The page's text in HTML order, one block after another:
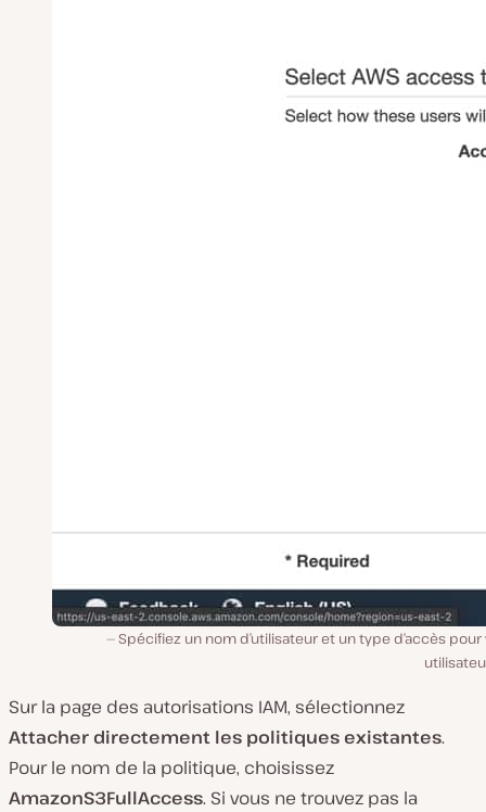
Spécifiez un nom d’utilisateur et un type d’accès
Sur la page des autorisations IAM, sélectionnez
Attacher directement les politiques existantes.
Pour le nom de la politique, choisissez
AmazonS3FullAccess. Si vous ne trouvez pas la